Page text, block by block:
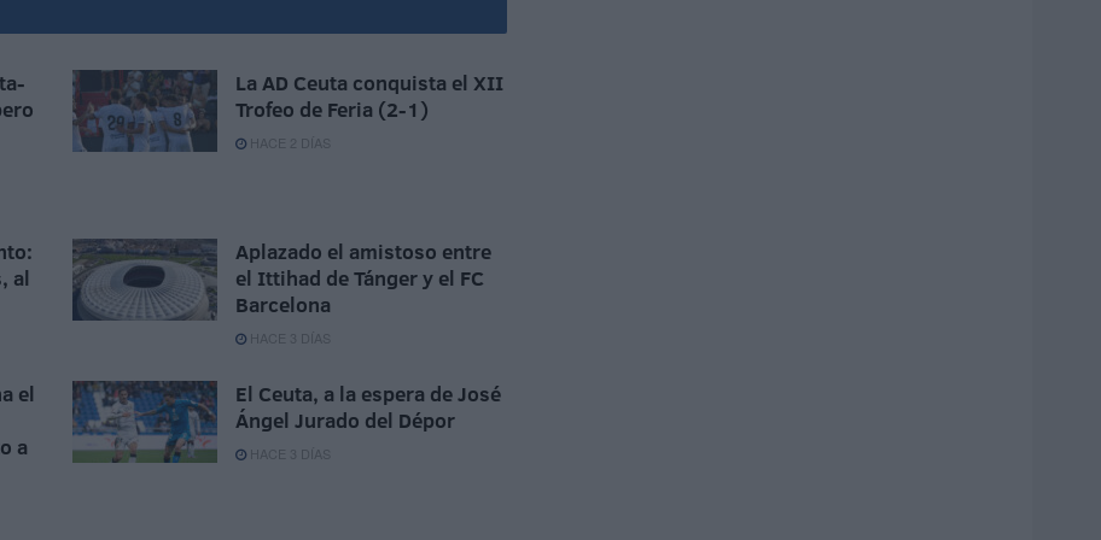
La AD Ceuta conquista el XII
Trofeo de Feria (2-1)
HACE 2 DÍAS
al
Aplazado el amistoso entre
el Ittihad de Tánger y el FC
Barcelona
HACE 3 DÍAS
el
a
El Ceuta, a la espera de José
Ángel Jurado del Dépor
HACE 3 DÍAS